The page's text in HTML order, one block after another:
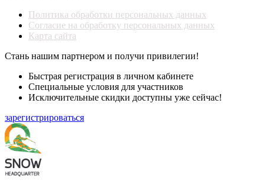
Политика обработки персональных данных
Согласие на обработку персональных данных
Карта сайта
Стань нашим партнером и получи привилегии!
Быстрая регистрация в личном кабинете
Специальные условия для участников
Исключительные скидки доступны уже сейчас!
зарегистрироваться